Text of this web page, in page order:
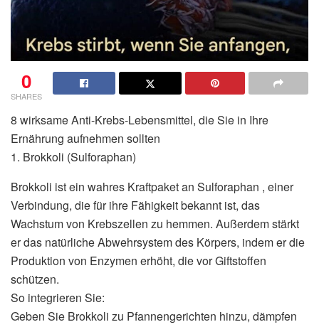
0
SHARES
8 wirksame Anti-Krebs-Lebensmittel, die Sie in Ihre
Ernährung aufnehmen sollten
1. Brokkoli (Sulforaphan)
Brokkoli ist ein wahres Kraftpaket an Sulforaphan , einer
Verbindung, die für ihre Fähigkeit bekannt ist, das
Wachstum von Krebszellen zu hemmen. Außerdem stärkt
er das natürliche Abwehrsystem des Körpers, indem er die
Produktion von Enzymen erhöht, die vor Giftstoffen
schützen.
So integrieren Sie:
Geben Sie Brokkoli zu Pfannengerichten hinzu, dämpfen